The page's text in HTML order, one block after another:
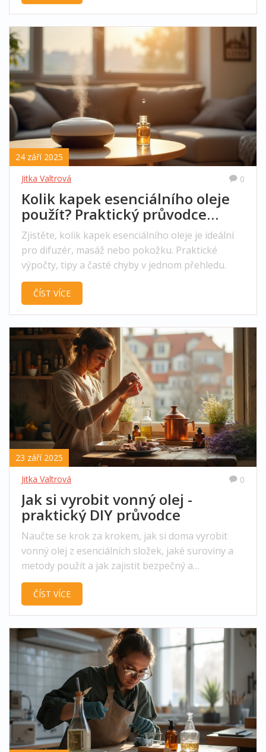
24 září 2025
Jitka Valtrová
0
Kolik kapek esenciálního oleje
použít? Praktický průvodce
dávkováním
Zjistěte, kolik kapek esenciálního oleje je ideální
pro difuzér, masáž nebo pokožku. Praktické
výpočty, tipy a časté chyby v jednom přehledu.
ČÍST VÍCE
23 září 2025
Jitka Valtrová
0
Jak si vyrobit vonný olej -
praktický DIY průvodce
Naučte se krok za krokem, jak si doma vyrobit
vonný olej z esenciálních složek, jaké suroviny a
metody použít a jak zajistit bezpečný a
dlouhotrvající výsledek.
ČÍST VÍCE